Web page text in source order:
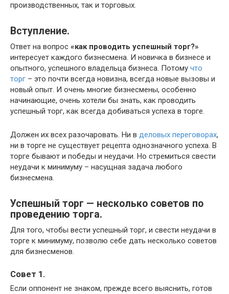
производственных, так и торговых.
Вступление.
Ответ на вопрос «как проводить успешный торг?»
интересует каждого бизнесмена. И новичка в бизнесе и
опытного, успешного владельца бизнеса. Потому что
торг – это почти всегда новизна, всегда новые вызовы и
новый опыт. И очень многие бизнесмены, особенно
начинающие, очень хотели бы знать, как проводить
успешный торг, как всегда добиваться успеха в торге.
Должен их всех разочаровать. Ни в деловых переговорах,
ни в торге не существует рецепта однозначного успеха. В
торге бывают и победы и неудачи. Но стремиться свести
неудачи к минимуму – насущная задача любого
бизнесмена.
Успешный торг — несколько советов по
проведению торга.
Для того, чтобы вести успешный торг, и свести неудачи в
торге к минимуму, позволю себе дать несколько советов
для бизнесменов.
Совет 1.
Если оппонент не знаком, прежде всего выяснить, готов